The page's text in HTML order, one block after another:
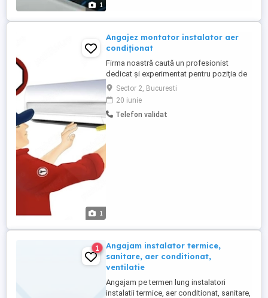
1
1
Angajez montator instalator aer
condiționat
Firma noastră caută un profesionist
dedicat și experimentat pentru poziția de
Montator Instalator Aer Condiționat.
Candidatul ideal va avea o înțelegere
solidă a principiilor de funcționare ale
sistemelor de climatizare și o abilitate
Sector 2, Bucuresti
20 iunie
Telefon validat
1
Angajam instalator termice,
sanitare, aer conditionat,
ventilatie
Angajam pe termen lung instalatori
instalatii termice, aer conditionat, sanitare,